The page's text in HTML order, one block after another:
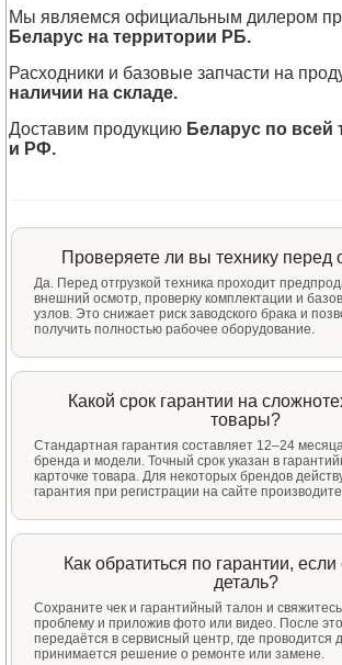
Мы являемся официальным дилером
Беларус на территории РБ.
Расходники и базовые запчасти на
наличии на складе.
Доставим продукцию Беларус по всей
и РФ.
Проверяете ли вы технику перед
Да. Перед отгрузкой техника проходит
внешний осмотр, проверку комплектации и
узлов. Это снижает риск заводского брака и
получить полностью рабочее оборудование.
Какой срок гарантии на
товары?
Стандартная гарантия составляет 12–24
бренда и модели. Точный срок указан в
карточке товара. Для некоторых брендов
гарантия при регистрации на сайте
Как обратиться по гарантии,
деталь?
Сохраните чек и гарантийный талон и
проблему и приложив фото или видео. После
передаётся в сервисный центр, где проводится
принимается решение о ремонте или замене.